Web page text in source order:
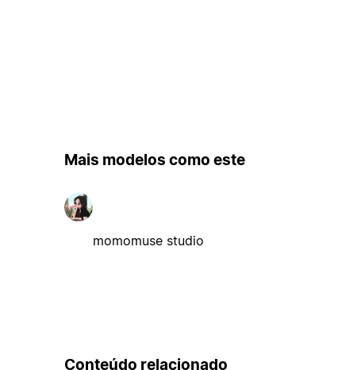
Mais modelos como este
momomuse studio
Conteúdo relacionado